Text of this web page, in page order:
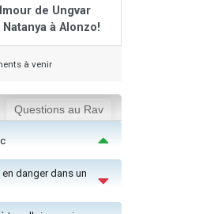
de Ungvar
à Alonzo!
à venir
Questions au Rav
en danger dans un